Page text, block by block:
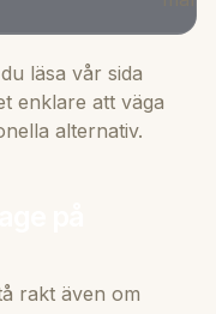
läsa vår sida
enklare att väga
alternativ.
rakt även om